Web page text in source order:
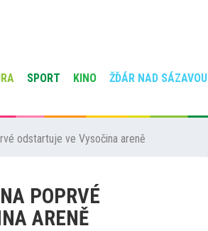
SPORT KINO ŽĎÁR NAD SÁZAVOU
odstartuje ve Vysočina areně
POPRVÉ
ARENĚ